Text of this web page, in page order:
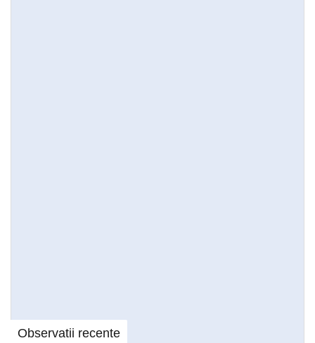
Observatii recente